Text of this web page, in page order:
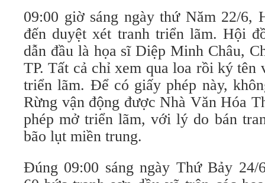
09:00 giờ sáng ngày thứ Năm 22/6,
đến duyệt xét tranh triển lãm. Hội
dẫn đầu là họa sĩ Diệp Minh Châu,
TP. Tất cả chỉ xem qua loa rồi ký tên
triển lãm. Để có giấy phép này,
Rừng vận động được Nhà Văn Hóa
phép mở triển lãm, với lý do bán
bão lụt miền trung.
Đúng 09:00 sáng ngày Thứ Bảy 24/